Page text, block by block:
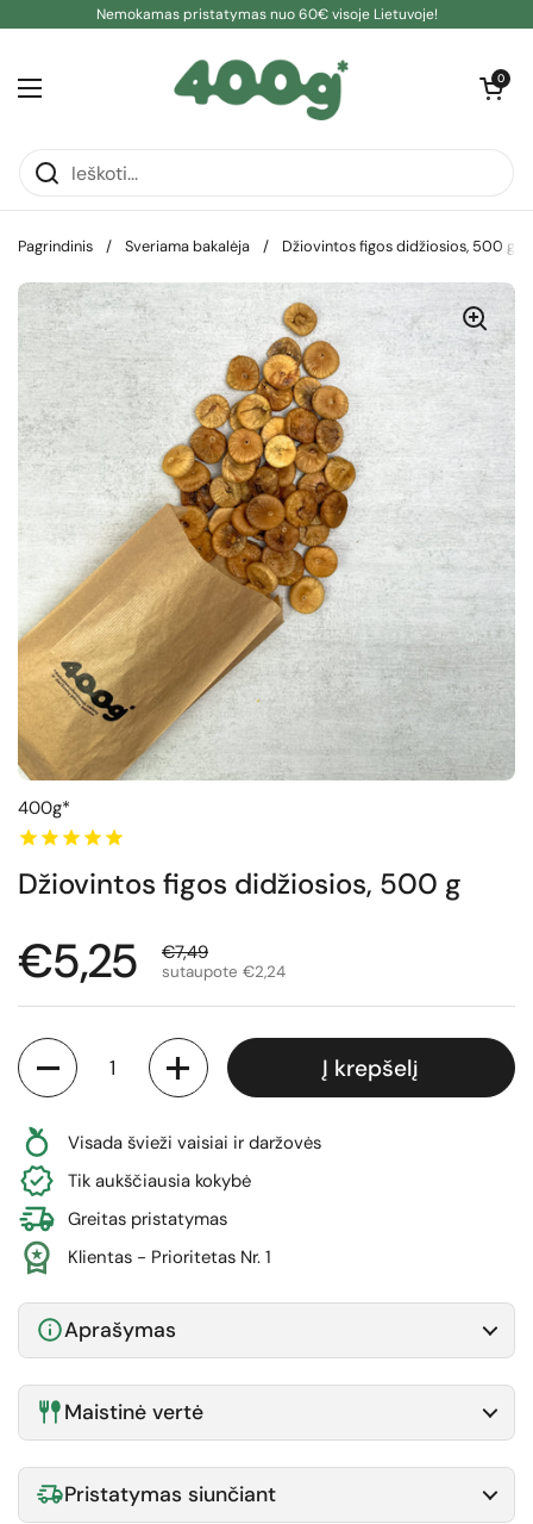
Pereiti prie turinioNemokamas pristatymas nuo 60€ visoje Lietuvoje!
Atidaryti meniu
Atidaryti
0
Pagrindinis / Sveriama bakalėja / Džiovintos figos didžiosios, 500 g
400g*
Džiovintos figos didžiosios, 500 g
Normali kaina
€5,25 Išpardavimo kaina
€7,49
sutaupote €2,24
Kiekis
Į krepšelį
Visada švieži vaisiai ir daržovės
Tik aukščiausia kokybė
Greitas pristatymas
Klientas - Prioritetas Nr. 1
Aprašymas
Maistinė vertė
Pristatymas siunčiant